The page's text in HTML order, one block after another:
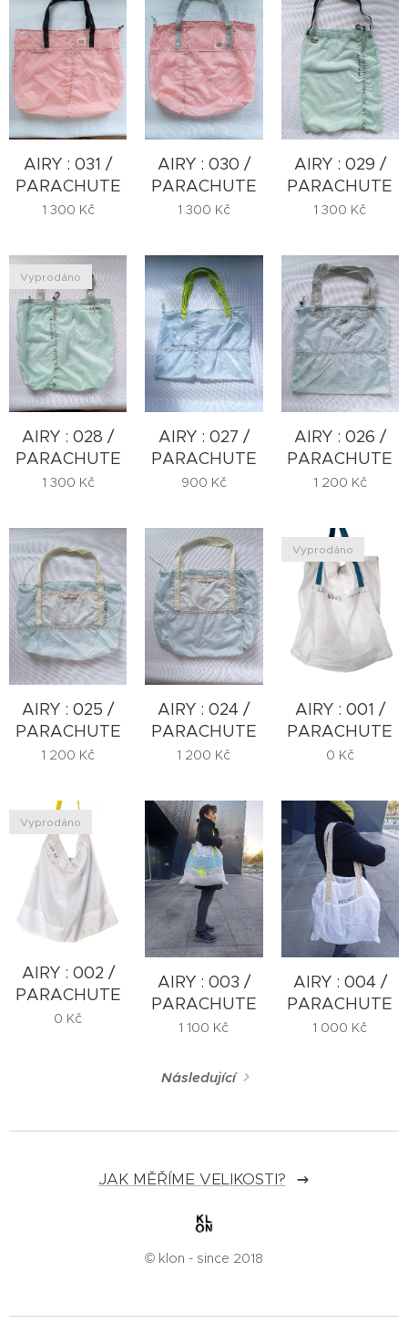
AIRY : 031 /
PARACHUTE
1 300 Kč
AIRY : 030 /
PARACHUTE
1 300 Kč
AIRY : 029 /
PARACHUTE
1 300 Kč
AIRY : 028 /
PARACHUTE
Vyprodáno
1 300 Kč
AIRY : 027 /
PARACHUTE
900 Kč
AIRY : 026 /
PARACHUTE
1 200 Kč
AIRY : 025 /
PARACHUTE
1 200 Kč
AIRY : 024 /
PARACHUTE
1 200 Kč
AIRY : 001 /
PARACHUTE
Vyprodáno
0 Kč
AIRY : 002 /
PARACHUTE
Vyprodáno
0 Kč
AIRY : 003 /
PARACHUTE
1 100 Kč
AIRY : 004 /
PARACHUTE
1 000 Kč
Následující
JAK MĚŘÍME VELIKOSTI?
© klon - since 2018